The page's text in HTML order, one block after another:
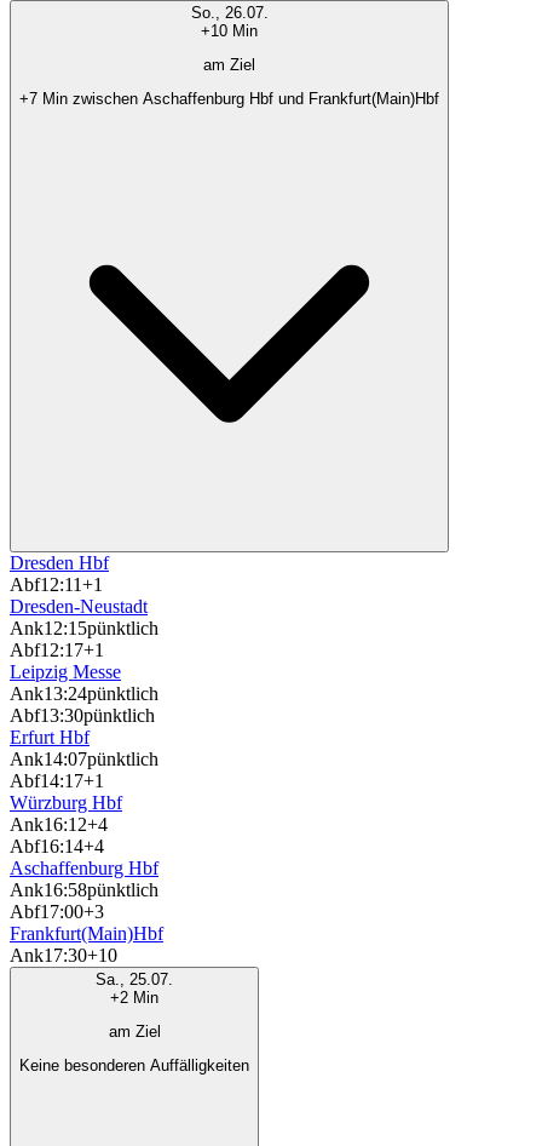
So., 26.07.
+10 Min
am Ziel
+7 Min zwischen Aschaffenburg Hbf und Frankfurt(Main)Hbf
Dresden Hbf
Abf12:11+1
Dresden-Neustadt
Ank12:15pünktlich
Abf12:17+1
Leipzig Messe
Ank13:24pünktlich
Abf13:30pünktlich
Erfurt Hbf
Ank14:07pünktlich
Abf14:17+1
Würzburg Hbf
Ank16:12+4
Abf16:14+4
Aschaffenburg Hbf
Ank16:58pünktlich
Abf17:00+3
Frankfurt(Main)Hbf
Ank17:30+10
Sa., 25.07.
+2 Min
am Ziel
Keine besonderen Auffälligkeiten